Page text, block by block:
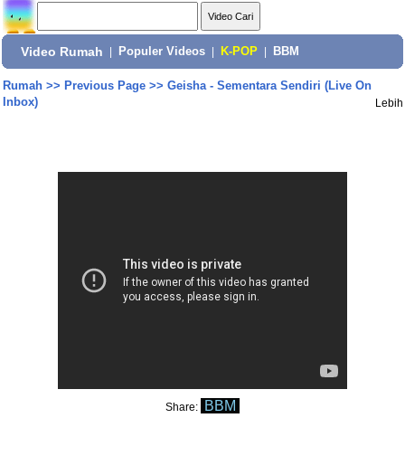
Video Rumah Populer Videos K-POP BBM
Rumah>> Previous Page>> Geisha - Sementara Sendiri (Live On
Inbox)
Lebih
Share: BBM